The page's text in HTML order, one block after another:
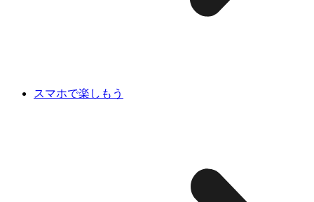
スマホで楽しもう